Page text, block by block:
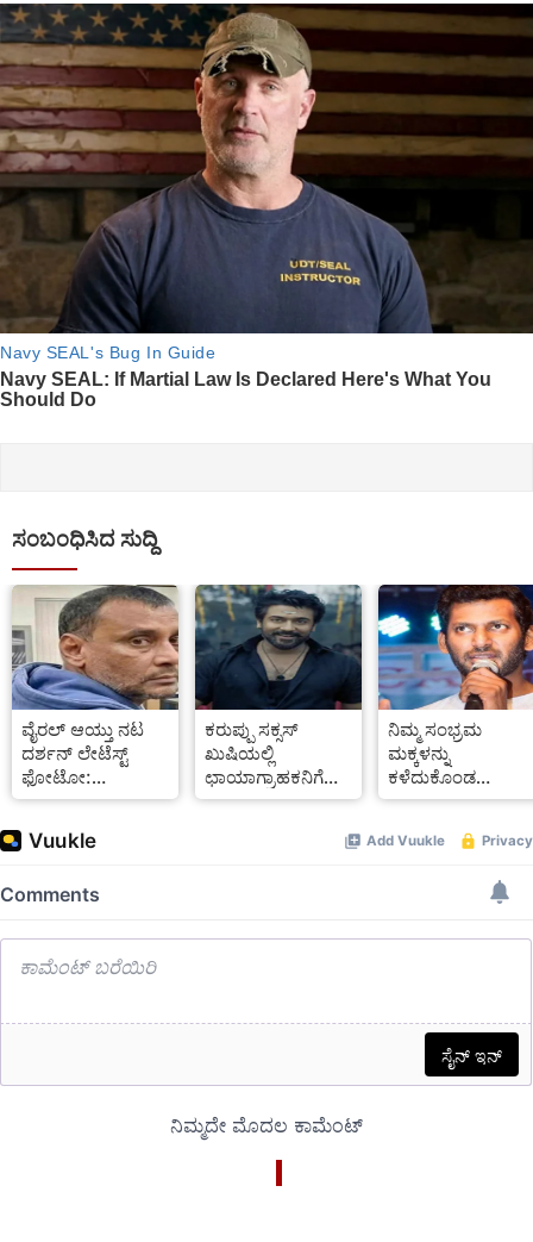
ಸಂಬಂಧಿಸಿದ ಸುದ್ದಿ
ವೈರಲ್ ಆಯ್ತು ನಟ
ದರ್ಶನ್ ಲೇಟೆಸ್ಟ್
ಫೋಟೋ:
ಹೆಂಗಿದ್ದವರು
ಬೇಸರಿಸಿದ ಫ್ಯಾನ್ಸ್
ಕರುಪ್ಪು ಸಕ್ಸಸ್‌
ಖುಷಿಯಲ್ಲಿ
ಛಾಯಾಗ್ರಾಹಕನಿಗೆ
ಬಿಗ್‌ ಸರ್ಪ್ರೈಸ್ ಕೊಟ್ಟ
ನಿಮ್ಮ ಸಂಭ್ರಮ
ಮಕ್ಕಳನ್ನು
ಕಳೆದುಕೊಂಡ
ಕುಟುಂಬಗಳ
ಸವರಿದಂತೆ